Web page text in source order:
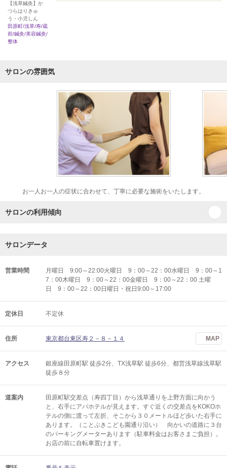
【浅草鍼灸】か
つらはりきゅ
う・小児しん
田原町/浅草/寿/蔵
前/鍼灸/美容鍼灸/
整体
サロンの雰囲気
お一人お一人の症状に合わせて、丁寧に必要な施術をいたします。
サロンの利用傾向
サロンデータ
営業時間
月曜日 9:00～22:00火曜日 9：00～22：00水曜日 9：00～1
7：00木曜日 9：00～22：00金曜日 9：00～22：00 土曜
日 9：00～22：00日曜日・祝日9:00～17:00
定休日 不定休
住所 東京都台東区寿２－８－１４ MAP
アクセス
銀座線田原町駅 徒歩2分、TX浅草駅 徒歩6分、都営浅草線浅草駅
徒歩８分
道案内
田原町駅交差点（寿四丁目）から浅草通りを上野方面に向かう
と、右手にアパホテルが見えます。すぐ近くの交差点をKOKOホ
テルの側に渡って左折、そこから３０メートルほど歩いた右手に
あります。（ことぶきこども園通り沿い） 向かいの道路に３台
のパーキングメーターあります（駐車料金はお客さまご負担）。
お店の前に自転車置けます。